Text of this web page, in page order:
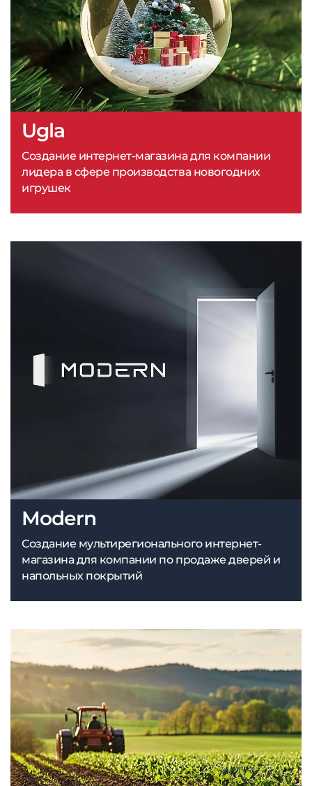
Ugla
Создание интернет-магазина для компании
лидера в сфере производства новогодних
игрушек
Modern
Создание мультирегионального интернет-
магазина для компании по продаже дверей и
напольных покрытий